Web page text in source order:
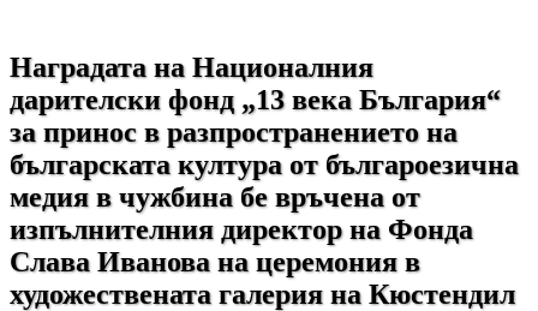
Наградата на Националния
дарителски фонд „13 века България“
за принос в разпространението на
българската култура от българоезична
медия в чужбина бе връчена от
изпълнителния директор на Фонда
Слава Иванова на церемония в
художествената галерия на Кюстендил